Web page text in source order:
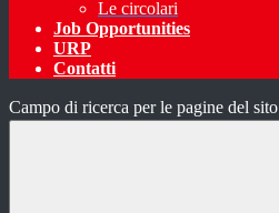
Le circolari
Job Opportunities
URP
Contatti
Campo di ricerca per le pagine del sito